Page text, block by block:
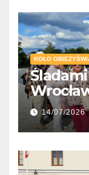
KOŁO
14/07/2026